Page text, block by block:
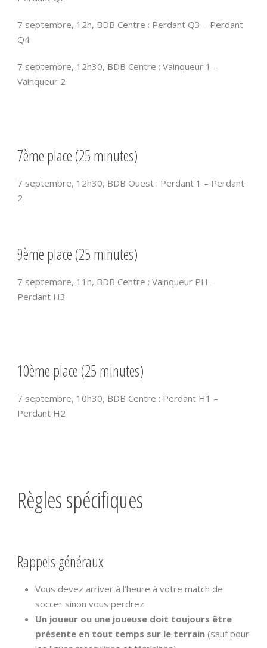
7 septembre, 12h, BDB Centre : Perdant Q3 – Perdant
Q4
7 septembre, 12h30, BDB Centre : Vainqueur 1 –
Vainqueur 2
7ème place (25 minutes)
7 septembre, 12h30, BDB Ouest : Perdant 1 – Perdant
2
9ème place (25 minutes)
7 septembre, 11h, BDB Centre : Vainqueur PH –
Perdant H3
10ème place (25 minutes)
7 septembre, 10h30, BDB Centre : Perdant H1 –
Perdant H2
Règles spécifiques
Rappels généraux
Vous devez arriver à l’heure à votre match de
soccer sinon vous perdrez
Un joueur ou une joueuse doit toujours être
présente en tout temps sur le terrain (sauf pour